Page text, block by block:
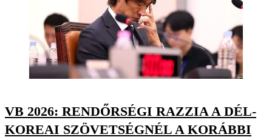
VB 2026: RENDŐRSÉGI RAZZIA A DÉL-
KOREAI SZÖVETSÉGNÉL A KORÁBBI